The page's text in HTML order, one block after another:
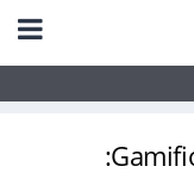
التلعيب Gamification: